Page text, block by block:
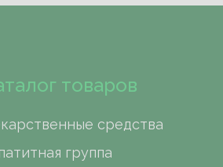
товаров
средства
группа